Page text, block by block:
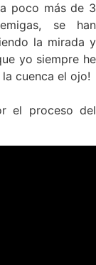
poco más de 3
se han
la mirada y
yo siempre he
cuenca el ojo!
el proceso del